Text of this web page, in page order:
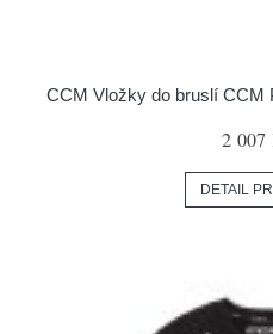
CCM Vložky do bruslí CCM
2 007
DETAIL